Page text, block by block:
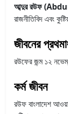
আব্দুর রউফ
রাজনীতিবিদ এবং
জীবনের
রউফের জন্ম ১২
কর্ম জীবন
রউফ বাংলাদেশ